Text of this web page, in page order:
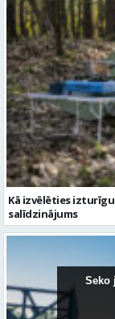
Kā izvēlēties
salīdzinājums
Seko